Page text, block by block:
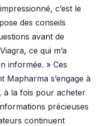
c’est le
des conseils
avant de
ce qui m’a
informée. » Ces
Mapharma s’engage à
la fois pour acheter
précieuses
continuent